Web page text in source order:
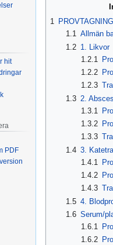
1
1.1 Allmän
1.2 1. Likvor
1.2.1
1.2.2
1.2.3
1.3 2.
1.3.1
1.3.2
1.3.3
1.4 3.
1.4.1
1.4.2
1.4.3
1.5 4.
1.6 Serum/
1.6.1
1.6.2
hit
PDF